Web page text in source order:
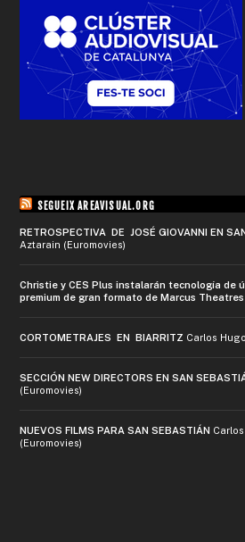
SEGUEIX AREAVISUAL.ORG
RETROSPECTIVA DE JOSÉ GIOVANNI EN
Aztarain (Euromovies)
Christie y CES Plus instalarán tecnología de
premium de gran formato de Marcus Theatres
CORTOMETRAJES EN BIARRITZ Carlos
SECCIÓN NEW DIRECTORS EN SAN
(Euromovies)
NUEVOS FILMS PARA SAN SEBASTIÁN
(Euromovies)